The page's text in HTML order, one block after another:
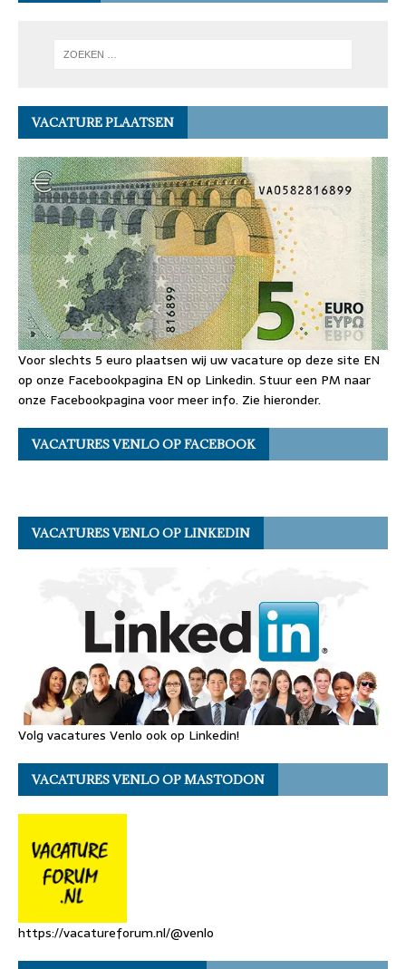
VACATURE PLAATSEN
Voor slechts 5 euro plaatsen wij uw vacature op deze site EN
op onze Facebookpagina EN op Linkedin. Stuur een PM naar
onze Facebookpagina voor meer info. Zie hieronder.
VACATURES VENLO OP FACEBOOK
VACATURES VENLO OP LINKEDIN
Volg vacatures Venlo ook op Linkedin!
VACATURES VENLO OP MASTODON
https://vacatureforum.nl/@venlo